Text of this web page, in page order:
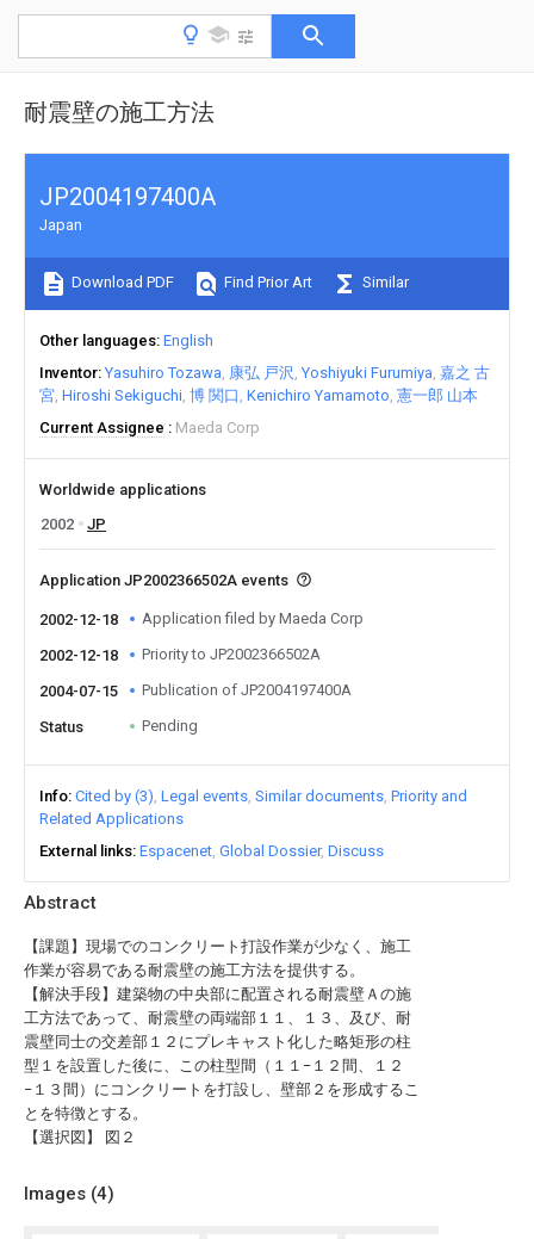
耐震壁の施工方法
Abstract
【課題】現場でのコンクリート打設作業が少なく、施工
作業が容易である耐震壁の施工方法を提供する。
【解決手段】建築物の中央部に配置される耐震壁Ａの施
工方法であって、耐震壁の両端部１１、１３、及び、耐
震壁同士の交差部１２にプレキャスト化した略矩形の柱
型１を設置した後に、この柱型間（１１−１２間、１２
−１３間）にコンクリートを打設し、壁部２を形成するこ
とを特徴とする。
【選択図】 図２
Images (4)
JP2004197400A
Japan
Download PDF Find Prior Art Similar
Other languages English
Inventor Yasuhiro Tozawa 康弘 戸沢 Yoshiyuki Furumiya 嘉之 古
宮 Hiroshi Sekiguchi 博 関口 Kenichiro Yamamoto 憲一郎 山本
Current Assignee
Maeda Corp
Worldwide applications
2002
JP
Application JP2002366502A events
2002-12-18 Application filed by Maeda Corp
2002-12-18 Priority to JP2002366502A
2004-07-15 Publication of JP2004197400A
Status Pending
Info Cited by (3) Legal events Similar documents Priority and
Related Applications
External links Espacenet Global Dossier Discuss